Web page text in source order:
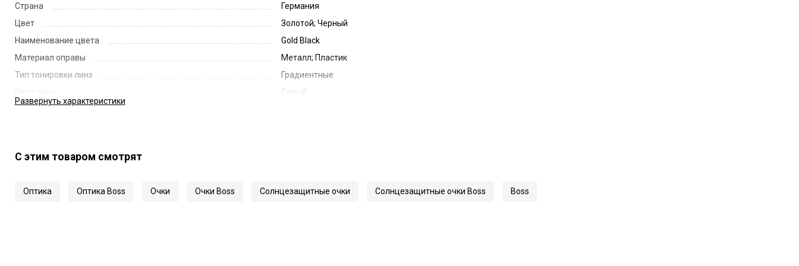
Страна
Германия
Цвет
Золотой; Черный
Наименование цвета
Gold Black
Материал оправы
Металл; Пластик
Тип тонировки линз
Градиентные
Цвет линз
Серый
Длина заушника
Артикул
1747/S
Развернуть характеристики
С этим товаром смотрят
Оптика Оптика Boss Очки Очки Boss Солнцезащитные очки Солнцезащитные очки Boss Boss